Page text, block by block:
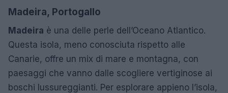
Madeira, Portogallo
Madeira è una delle perle dell’Oceano Atlantico.
Questa isola, meno conosciuta rispetto alle
Canarie, offre un mix di mare e montagna, con
paesaggi che vanno dalle scogliere vertiginose ai
boschi lussureggianti. Per esplorare appieno l’isola,